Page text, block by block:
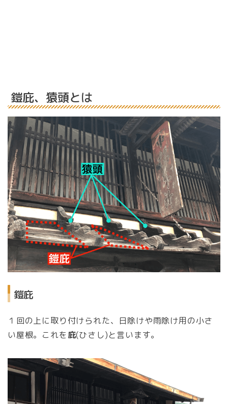
鎧庇、猿頭とは
鎧庇
１回の上に取り付けられた、日除けや雨除け用の小さ
い屋根。これを 庇(ひさし)と言います。